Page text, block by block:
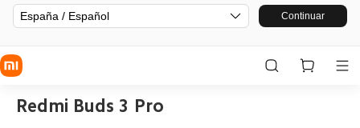
España / Español Continuar
Redmi Buds 3 Pro